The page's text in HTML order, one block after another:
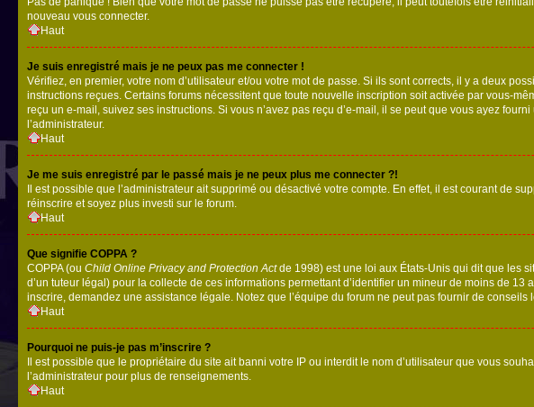
nouveau vous connecter.
Haut
Je suis enregistré mais je ne peux pas me connecter !
Vérifiez, en premier, votre nom d’utilisateur et/ou votre mot de passe. Si ils sont corrects, il y a deux
instructions reçues. Certains forums nécessitent que toute nouvelle inscription soit activée par vous-
reçu un e-mail, suivez ses instructions. Si vous n’avez pas reçu d’e-mail, il se peut que vous ayez
l’administrateur.
Haut
Je me suis enregistré par le passé mais je ne peux plus me connecter ?!
Il est possible que l’administrateur ait supprimé ou désactivé votre compte. En effet, il est courant de
réinscrire et soyez plus investi sur le forum.
Haut
Que signifie COPPA ?
COPPA (ou Child Online Privacy and Protection Actde 1998) est une loi aux États-Unis qui dit que les
d’un tuteur légal) pour la collecte de ces informations permettant d’identifier un mineur de moins de
inscrire, demandez une assistance légale. Notez que l’équipe du forum ne peut pas fournir de
Haut
Pourquoi ne puis-je pas m’inscrire ?
Il est possible que le propriétaire du site ait banni votre IP ou interdit le nom d’utilisateur que vous
l’administrateur pour plus de renseignements.
Haut